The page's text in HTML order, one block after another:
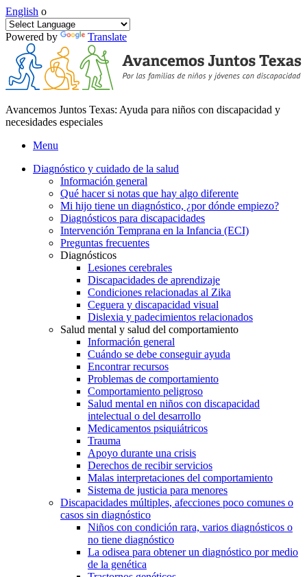
English o
Powered by Translate
Avancemos Juntos Texas: Ayuda para niños con discapacidad y
necesidades especiales
Menu
Diagnóstico y cuidado de la salud
Información general
Qué hacer si notas que hay algo diferente
Mi hijo tiene un diagnóstico, ¿por dónde empiezo?
Diagnósticos para discapacidades
Intervención Temprana en la Infancia (ECI)
Preguntas frecuentes
Diagnósticos
Lesiones cerebrales
Discapacidades de aprendizaje
Condiciones relacionadas al Zika
Ceguera y discapacidad visual
Dislexia y padecimientos relacionados
Salud mental y salud del comportamiento
Información general
Cuándo se debe conseguir ayuda
Encontrar recursos
Problemas de comportamiento
Comportamiento peligroso
Salud mental en niños con discapacidad
intelectual o del desarrollo
Medicamentos psiquiátricos
Trauma
Apoyo durante una crisis
Derechos de recibir servicios
Malas interpretaciones del comportamiento
Sistema de justicia para menores
Discapacidades múltiples, afecciones poco comunes o
casos sin diagnóstico
Niños con condición rara, varios diagnósticos o
no tiene diagnóstico
La odisea para obtener un diagnóstico por medio
de la genética